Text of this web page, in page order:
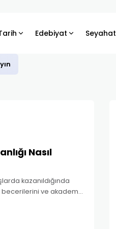
Edebiyat Seyahat
Nasıl
kazanıldığında
ve akademik
yaşta tanışan